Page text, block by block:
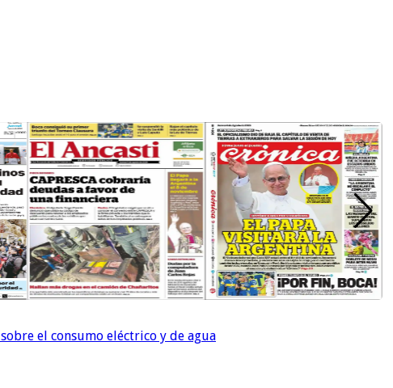
el consumo eléctrico y de agua